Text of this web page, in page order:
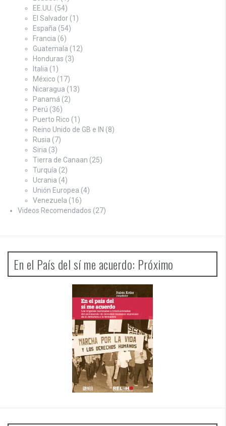
EE.UU. (54)
El Salvador (1)
España (54)
Francia (6)
Guatemala (12)
Honduras (3)
Italia (1)
México (17)
Nicaragua (13)
Panamá (2)
Perú (36)
Puerto Rico (1)
Reino Unido de GB e IN (8)
Rusia (7)
Siria (3)
Tierra de Canaan (25)
Turquía (2)
Ucrania (4)
Unión Europea (4)
Venezuela (16)
Videos Recomendados (27)
En el País del sí me acuerdo: Próximo